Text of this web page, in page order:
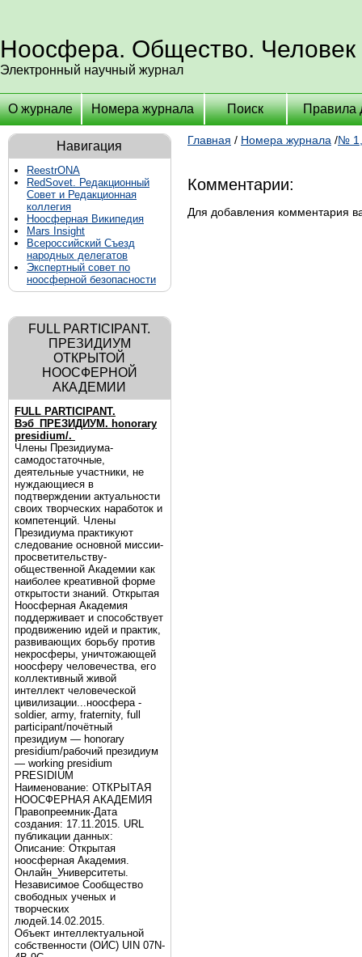
Ноосфера. Общество. Человек
Электронный научный журнал
О журнале Номера журнала Поиск Правила
Навигация
ReestrONA
RedSovet. Редакционный
Совет и Редакционная
коллегия
Ноосферная Википедия
Mars Insight
Всероссийский Съезд
народных делегатов
Экспертный совет по
ноосферной безопасности
FULL PARTICIPANT.
ПРЕЗИДИУМ
ОТКРЫТОЙ
НООСФЕРНОЙ
АКАДЕМИИ
FULL PARTICIPANT.
Вэб_ПРЕЗИДИУМ. honorary
presidium/.
Члены Президиума-
самодостаточные,
деятельные участники, не
нуждающиеся в
подтверждении актуальности
своих творческих наработок и
компетенций. Члены
Президиума практикуют
следование основной миссии-
просветительству-
общественной Академии как
наиболее креативной форме
открытости знаний. Открытая
Ноосферная Академия
поддерживает и способствует
продвижению идей и практик,
развивающих борьбу против
некросферы, уничтожающей
ноосферу человечества, его
коллективный живой
интеллект человеческой
цивилизации...ноосфера -
soldier, army, fraternity, full
participant/почётный
президиум — honorary
presidium/рабочий президиум
— working presidium
PRESIDIUM
Наименование: ОТКРЫТАЯ
НООСФЕРНАЯ АКАДЕМИЯ
Правопреемник-Дата
создания: 17.11.2015. URL
публикации данных:
Описание: Открытая
ноосферная Академия.
Онлайн_Университеты.
Независимое Сообщество
свободных ученых и
творческих
людей.14.02.2015.
Объект интеллектуальной
собственности (ОИС) UIN 07N-
Главная / Номера журнала /№
Комментарии:
Для добавления комментария